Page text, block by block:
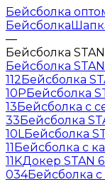
Бейсболка
Бейсболка
—
Бейсболка
Бейсболка
112Бейсболка
10PБейсболка
13Бейсболка с
33Бейсболка
10L Бейсболка
11Бейсболка с
11KДокер STAN
034Бейсболка с